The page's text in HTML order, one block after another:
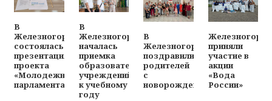
В
Железногорске
состоялась
презентация
проекта
«Молодежного
парламента»
В
Железногорске
началась
приемка
образовательных
учреждений
к учебному
году
В
Железногорске
поздравили
родителей
с
новорожденными
приняли
участие в
акции
«Вода
России»